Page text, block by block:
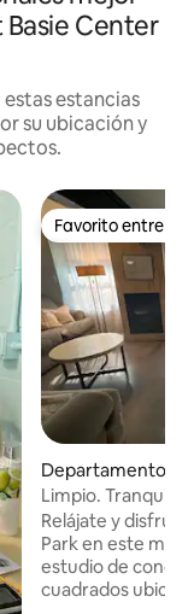
Center
estancias
su ubicación y
Favorito entre
Favorito entre
Departamento en
rk
Limpio.
Relájate y
Park en este
estudio de
cuadrados